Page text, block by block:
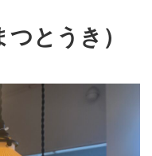
とうき）